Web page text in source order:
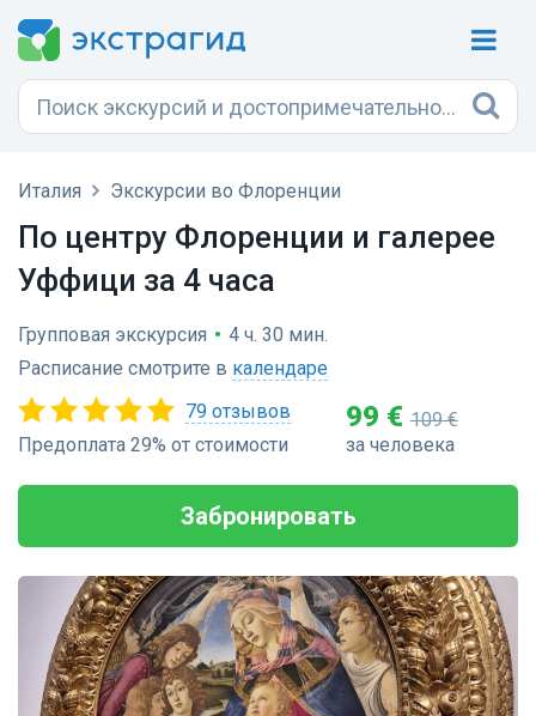
Италия Экскурсии во Флоренции
По центру Флоренции и галерее
Уффици за 4 часа
Групповая экскурсия • 4 ч. 30 мин.
Расписание смотрите в календаре
79 отзывов
Предоплата 29% от стоимости
99 € 109 €
за человека
Забронировать